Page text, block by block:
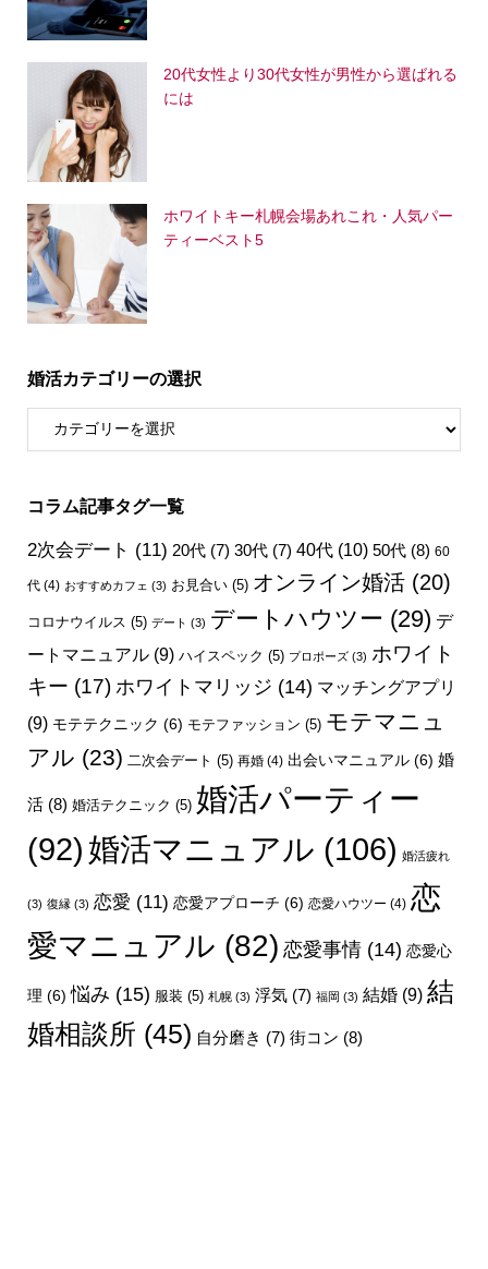
20代女性より30代女性が男性から選ばれる
には
ホワイトキー札幌会場あれこれ・人気パー
ティーベスト5
婚活カテゴリーの選択
コラム記事タグ一覧
2次会デート (11) 20代(7) 30代(7) 40代(10) 50代(8) 60
代(4) おすすめカフェ (3) お見合い(5) オンライン婚活(20)
コロナウイルス (5) デート (3) デートハウツー (29) デ
ートマニュアル(9) ハイスペック (5) プロポーズ(3) ホワイト
キー (17)ホワイトマリッジ (14) マッチングアプリ
(9) モテテクニック (6) モテファッション (5) モテマニュ
アル (23) 二次会デート (5) 再婚(4) 出会いマニュアル(6) 婚
活(8) 婚活テクニック (5) 婚活パーティー
(92) 婚活マニュアル (106) 婚活疲れ
(3) 復縁(3) 恋愛 (11) 恋愛アプローチ (6) 恋愛ハウツー (4) 恋
愛マニュアル (82) 恋愛事情(14) 恋愛心
理 (6) 悩み (15) 服装 (5) 札幌(3) 浮気(7) 福岡 (3) 結婚(9) 結
婚相談所 (45) 自分磨き (7) 街コン (8)